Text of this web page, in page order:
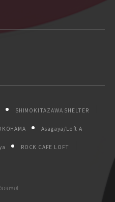
SHIMOKITAZAWA SHELTER
Asagaya/Loft A
ROCK CAFE LOFT